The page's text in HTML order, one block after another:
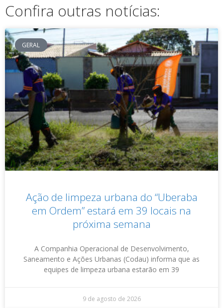
Confira outras notícias:
GERAL
Ação de limpeza urbana do “Uberaba
em Ordem” estará em 39 locais na
próxima semana
A Companhia Operacional de Desenvolvimento,
Saneamento e Ações Urbanas (Codau) informa que as
equipes de limpeza urbana estarão em 39
9 de agosto de 2026